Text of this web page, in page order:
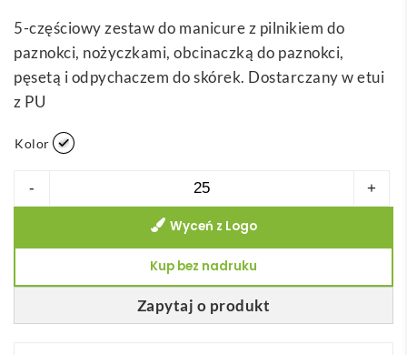
5-częściowy zestaw do manicure z pilnikiem do
paznokci, nożyczkami, obcinaczką do paznokci,
pęsetą i odpychaczem do skórek. Dostarczany w etui
z PU
Kolor
-
DIAZ.
manicure
+
Zapytaj o produkt
Wyceń z Logo
Kup bez nadruku